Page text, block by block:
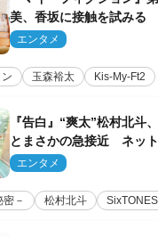
美、香坂に接触を試みる
エンタメ
玉森裕太 Kis‐My‐Ft2
『告白』“爽太”松村北斗
とまさかの急接近 ネッ
は」「いいの!?」（ネタ
エンタメ
－ 松村北斗 SixTONES